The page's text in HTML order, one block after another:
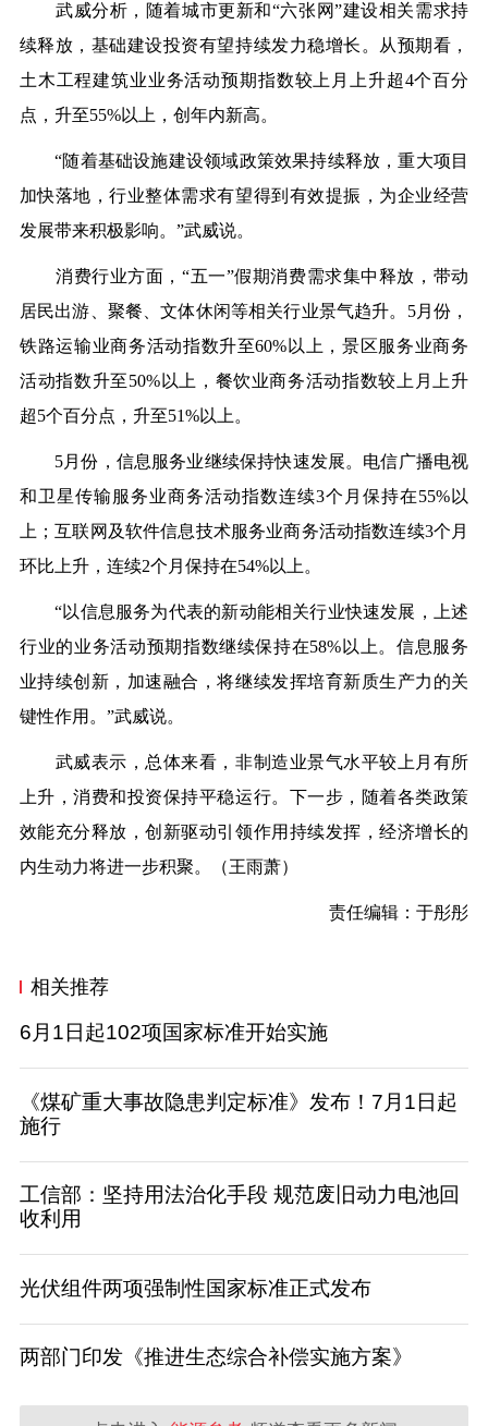
武威分析，随着城市更新和“六张网”建设相关需求持
续释放，基础建设投资有望持续发力稳增长。从预期看，
土木工程建筑业业务活动预期指数较上月上升超4个百分
点，升至55%以上，创年内新高。
“随着基础设施建设领域政策效果持续释放，重大项目
加快落地，行业整体需求有望得到有效提振，为企业经营
发展带来积极影响。”武威说。
消费行业方面，“五一”假期消费需求集中释放，带动
居民出游、聚餐、文体休闲等相关行业景气趋升。5月份，
铁路运输业商务活动指数升至60%以上，景区服务业商务
活动指数升至50%以上，餐饮业商务活动指数较上月上升
超5个百分点，升至51%以上。
5月份，信息服务业继续保持快速发展。电信广播电视
和卫星传输服务业商务活动指数连续3个月保持在55%以
上；互联网及软件信息技术服务业商务活动指数连续3个月
环比上升，连续2个月保持在54%以上。
“以信息服务为代表的新动能相关行业快速发展，上述
行业的业务活动预期指数继续保持在58%以上。信息服务
业持续创新，加速融合，将继续发挥培育新质生产力的关
键性作用。”武威说。
武威表示，总体来看，非制造业景气水平较上月有所
上升，消费和投资保持平稳运行。下一步，随着各类政策
效能充分释放，创新驱动引领作用持续发挥，经济增长的
内生动力将进一步积聚。（王雨萧）
责任编辑：于彤彤
相关推荐
6月1日起102项国家标准开始实施
《煤矿重大事故隐患判定标准》发布！7月1日起
施行
工信部：坚持用法治化手段 规范废旧动力电池回
收利用
光伏组件两项强制性国家标准正式发布
两部门印发《推进生态综合补偿实施方案》